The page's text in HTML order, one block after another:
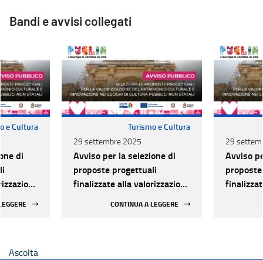
Bandi e avvisi collegati
e Cultura
di
Turismo e Cultura
29 settembre 2025
Avviso per la selezione di
proposte progettuali
finalizzate alla valorizzazione
CONTINUA A LEGGERE
29
Avviso
Ascolta